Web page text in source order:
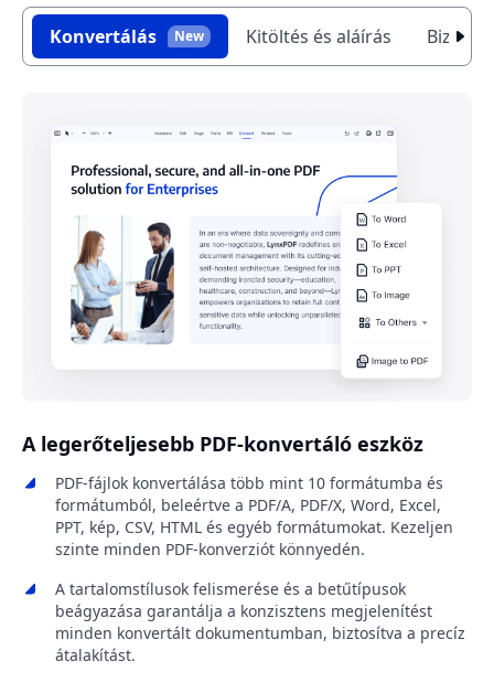
Konvertálás New Kitöltés és aláírás
A legerőteljesebb PDF-konvertáló eszköz
PDF-fájlok konvertálása több mint 10 formátumba és
formátumból, beleértve a PDF/A, PDF/X, Word, Excel,
PPT, kép, CSV, HTML és egyéb formátumokat. Kezeljen
szinte minden PDF-konverziót könnyedén.
A tartalomstílusok felismerése és a betűtípusok
beágyazása garantálja a konzisztens megjelenítést
minden konvertált dokumentumban, biztosítva a precíz
átalakítást.